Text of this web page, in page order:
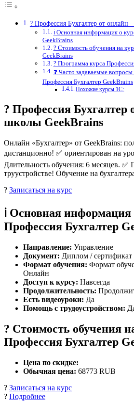
? Профессия Бухгалтер от
ℹ️ Основная информация о
GeekBrains
? Стоимость обучения на
GeekBrains
? Программа курса
❓ Часто задаваемые
Профессия Бухгалтер GeekBrains
Похожие курсы 1С:
? Профессия
школы GeekBrains
Онлайн «Бухгалтер» от GeekBrains:
дистанционно! ✅ ориентирован на
Длительность обучения: 6 месяцев.
труустройстве! Обучение на
? Записаться на курс
ℹ️ Основная информация
Профессия Бухгалтер
Направление: Управление
Документ: Диплом / сертификат
Формат обучения: Формат
Онлайн
Доступ к курсу: Навсегда
Продолжительность:
Есть видеоуроки: Да
Помощь с трудоустройством:
? Стоимость обучения
Профессия Бухгалтер
Цена по скидке:
Обычная цена: 68773 RUB
? Записаться на курс
? Подробнее